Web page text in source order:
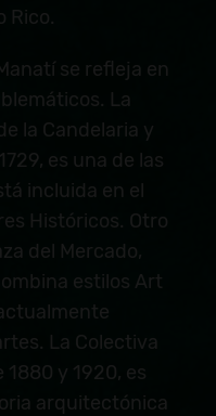
Rico.
se refleja en
La
la Candelaria y
es una de las
incluida en el
Históricos. Otro
del Mercado,
estilos Art
La Colectiva
y 1920, es
arquitectónica